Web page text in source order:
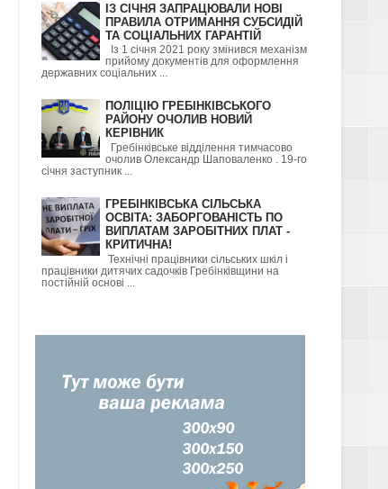
ІЗ СІЧНЯ ЗАПРАЦЮВАЛИ НОВІ
ПРАВИЛА ОТРИМАННЯ СУБСИДІЙ
ТА СОЦІАЛЬНИХ ГАРАНТІЙ
Із 1 січня 2021 року змінився механізм
прийому документів для оформлення
державних соціальних ...
ПОЛІЦІЮ ГРЕБІНКІВСЬКОГО
РАЙОНУ ОЧОЛИВ НОВИЙ
КЕРІВНИК
Гребінківське відділення тимчасово
очолив Олександр Шаповаленко . 19-го
січня заступник ...
ГРЕБІНКІВСЬКА СІЛЬСЬКА
ОСВІТА: ЗАБОРГОВАНІСТЬ ПО
ВИПЛАТАМ ЗАРОБІТНИХ ПЛАТ -
КРИТИЧНА!
Технічні працівники сільських шкіл і
працівники дитячих садочків Гребінківщини на
постійній основі ...